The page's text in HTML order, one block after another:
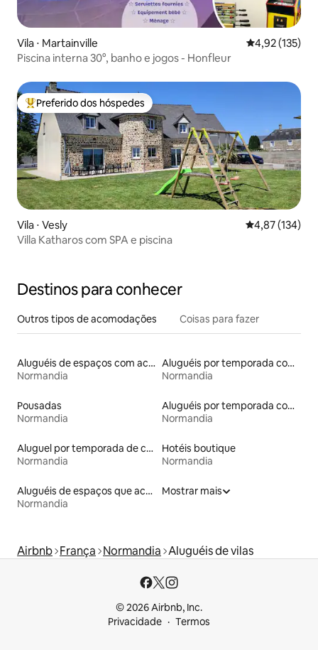
Vila ⋅ Martainville 4,92 de uma
4,92 (135)
Piscina interna 30°, banho e jogos - Honfleur
Entre os melhores preferidos dos hóspedes
Preferido dos hóspedes
Vila ⋅ Vesly 4,87 de uma
4,87 (134)
Villa Katharos com SPA e piscina
Destinos para conhecer
Outros tipos de acomodações Coisas para fazer
Aluguéis de espaços com acesso direto a pistas de esqui
Normandia
Aluguéis por temporada com banheira de hidromassagem
Normandia
Pousadas
Normandia
Aluguéis por temporada com suítes privativas
Normandia
Aluguel por temporada de casas arredondadas
Normandia
Hotéis boutique
Normandia
Aluguéis de espaços que aceitam animais de estimação
Normandia
Mostrar mais
Airbnb França Normandia Aluguéis de vilas
© 2026 Airbnb, Inc.
Privacidade
Termos